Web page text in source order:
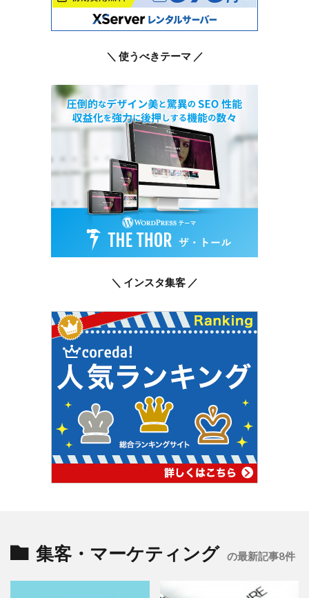
＼ 使うべきテーマ ／
＼ インスタ集客 ／
集客・マーケティング の最新記事8件